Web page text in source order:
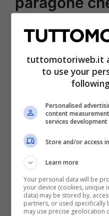
Ha corso poi in
podio. In compenso
di tante buone
2017 ha fatto poi le
facendo registrare
tuttomotoriweb.it
to use your
Personalised
content
services development
Store and/or access
Learn more
Your personal data will be
your device (cookies, unique
data) may be stored by,
partners, or used specifically
may use precise geolocation